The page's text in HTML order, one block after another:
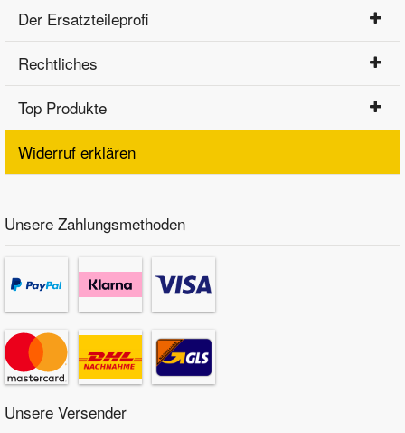
Der Ersatzteileprofi
Rechtliches
Top Produkte
Widerruf erklären
Unsere Zahlungsmethoden
Unsere Versender